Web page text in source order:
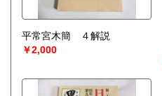
平常宮木簡 ４解説
￥2,000